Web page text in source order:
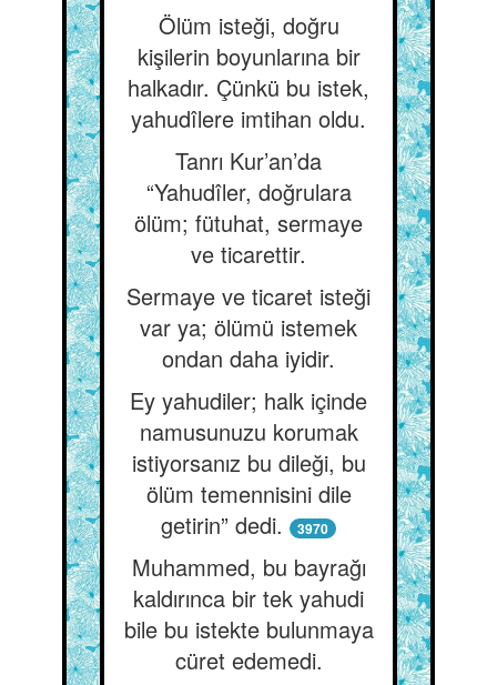
Ölüm isteği, doğru
kişilerin boyunlarına bir
halkadır. Çünkü bu istek,
yahudîlere imtihan oldu.
Tanrı Kur’an’da
“Yahudîler, doğrulara
ölüm; fütuhat, sermaye
ve ticarettir.
Sermaye ve ticaret isteği
var ya; ölümü istemek
ondan daha iyidir.
Ey yahudiler; halk içinde
namusunuzu korumak
istiyorsanız bu dileği, bu
ölüm temennisini dile
getirin” dedi.
3970
Muhammed, bu bayrağı
kaldırınca bir tek yahudi
bile bu istekte bulunmaya
cüret edemedi.